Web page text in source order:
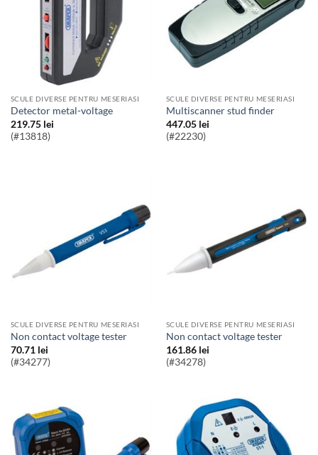
SCULE DIVERSE PENTRU MESERIASI
detector metal-voltage
219.75 lei
(#13818)
SCULE DIVERSE PENTRU MESERIASI
multiscanner stud finder
447.05 lei
(#22230)
SCULE DIVERSE PENTRU MESERIASI
non contact voltage tester
70.71 lei
(#34277)
SCULE DIVERSE PENTRU MESERIASI
non contact voltage tester
161.86 lei
(#34278)